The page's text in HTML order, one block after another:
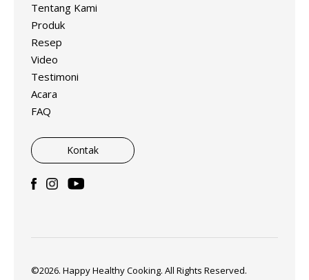
Tentang Kami
Produk
Resep
Video
Testimoni
Acara
FAQ
Kontak
©2026. Happy Healthy Cooking. All Rights Reserved.